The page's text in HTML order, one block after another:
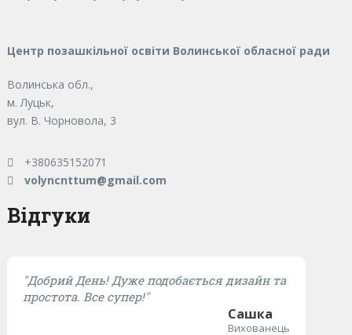
Центр позашкільної освіти Волинської обласної ради
Волинська обл.,
м. Луцьк,
вул. В. Чорновола, 3
+380635152071
volyncnttum@gmail.com
Відгуки
"Добрий День! Дуже подобається дизайн та
простота. Все супер!"
Сашка
Вихованець